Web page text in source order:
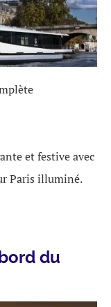
et festive avec
Paris illuminé.
du